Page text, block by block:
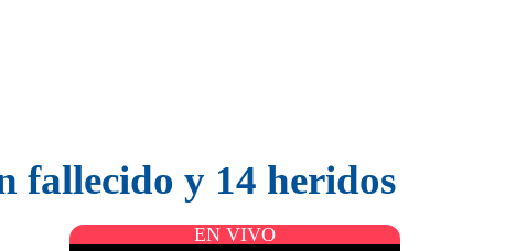
fallecido y 14 heridos
EN VIVO